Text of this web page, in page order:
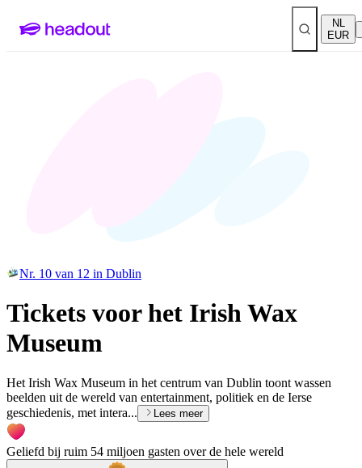
NL
EUR
Nr. 10 van 12 in Dublin
Tickets voor het Irish Wax
Museum
Het Irish Wax Museum in het centrum van Dublin toont wassen
beelden uit de wereld van entertainment, politiek en de Ierse
geschiedenis, met intera...
Lees meer
Geliefd bij ruim 54 miljoen gasten over de hele wereld